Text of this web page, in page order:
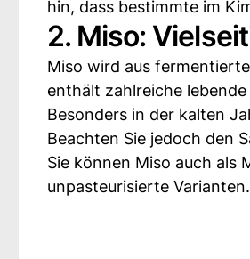
hin, dass bestimmte im
2. Miso:
Miso wird aus
enthält zahlreiche
Besonders in der kalten
Beachten Sie jedoch den
Sie können Miso auch als
unpasteurisierte Varianten.